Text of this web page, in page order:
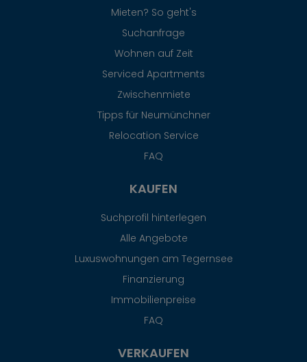
Mieten? So geht's
Suchanfrage
Wohnen auf Zeit
Serviced Apartments
Zwischenmiete
Tipps für Neumünchner
Relocation Service
FAQ
KAUFEN
Suchprofil hinterlegen
Alle Angebote
Luxuswohnungen am Tegernsee
Finanzierung
Immobilienpreise
FAQ
VERKAUFEN